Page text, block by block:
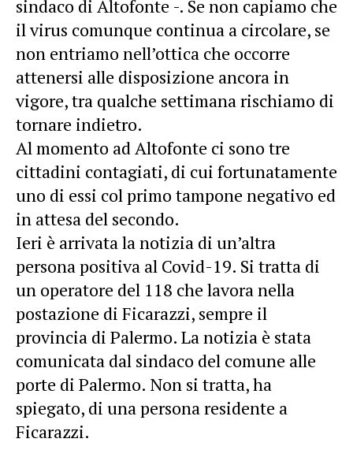
sindaco di Altofonte -. Se non capiamo che
il virus comunque continua a circolare, se
non entriamo nell’ottica che occorre
attenersi alle disposizione ancora in
vigore, tra qualche settimana rischiamo di
tornare indietro.
Al momento ad Altofonte ci sono tre
cittadini contagiati, di cui fortunatamente
uno di essi col primo tampone negativo ed
in attesa del secondo.
Ieri è arrivata la notizia di un’altra
persona positiva al Covid-19. Si tratta di
un operatore del 118 che lavora nella
postazione di Ficarazzi, sempre il
provincia di Palermo. La notizia è stata
comunicata dal sindaco del comune alle
porte di Palermo. Non si tratta, ha
spiegato, di una persona residente a
Ficarazzi.